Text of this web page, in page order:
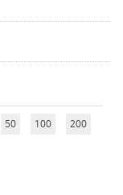
50 100 200